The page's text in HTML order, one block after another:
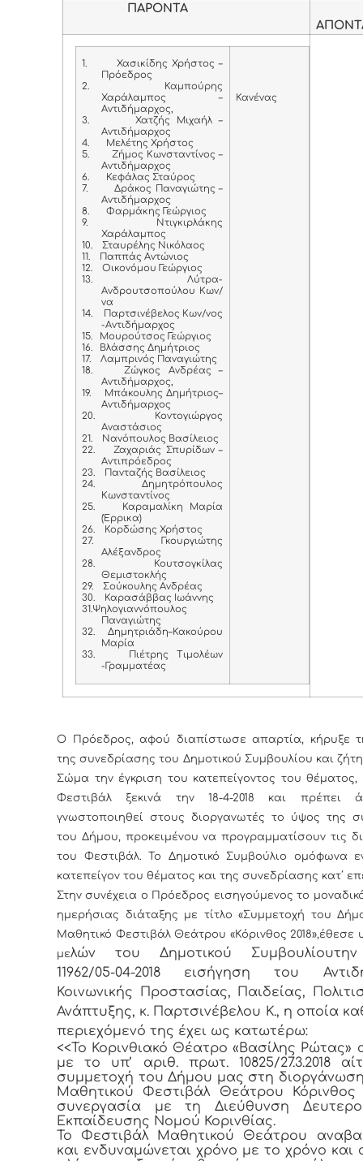
ΠΑΡΟΝΤΑ
1.
Χασικίδης Χρήστος –
Πρόεδρος
2.
Καμπούρης
Χαράλαμπος –
Αντιδήμαρχος,
3.
Χατζής Μιχαήλ –
Αντιδήμαρχος
4.
Μελέτης Χρήστος
5.
Ζήμος Κωνσταντίνος –
Αντιδήμαρχος
6.
Κεφάλας Σταύρος
7.
Δράκος Παναγιώτης –
Αντιδήμαρχος
8.
Φαρμάκης Γεώργιος
9.
Ντιγκιρλάκης
Χαράλαμπος
10.
Σταυρέλης Νικόλαος
11.
Παππάς Αντώνιος
12.
Οικονόμου Γεώργιος
13.
Λύτρα-
Ανδρουτσοπούλου Κων/
να
14.
Παρτσινέβελος Κων/νος
-Αντιδήμαρχος
15.
Μουρούτσος Γεώργιος
16.
Βλάσσης Δημήτριος
17.
Λαμπρινός Παναγιώτης
18.
Ζώγκος Ανδρέας –
Αντιδήμαρχος,
19.
Μπάκουλης Δημήτριος–
Αντιδήμαρχος
20.
Κοντογιώργος
Αναστάσιος
21.
Νανόπουλος Βασίλειος
22.
Ζαχαριάς Σπυρίδων –
Αντιπρόεδρος
23.
Πανταζής Βασίλειος
24.
Δημητρόπουλος
Κωνσταντίνος
25.
Καραμαλίκη Μαρία
(Έρρικα)
26.
Κορδώσης Χρήστος
27.
Γκουργιώτης
Αλέξανδρος
28.
Κουτσογκίλας
Θεμιστοκλής
29.
Σούκουλης Ανδρέας
30.
Καρασάββας Ιωάννης
31.Ψηλογιαννόπουλος
Παναγιώτης
32.
Δημητριάδη–Κακούρου
Μαρία
33.
Πιέτρης Τιμολέων
-Γραμματέας
Κανένας
Ο Πρόεδρος, αφού διαπίστωσε απαρτία, κήρυξε
της συνεδρίασης του Δημοτικού Συμβουλίου και
Σώμα την έγκριση του κατεπείγοντος του θέματος,
Φεστιβάλ ξεκινά την 18-4-2018 και πρέπει
γνωστοποιηθεί στους διοργανωτές το ύψος της
του Δήμου, προκειμένου να προγραμματίσουν τις
του Φεστιβάλ. Το Δημοτικό Συμβούλιο ομόφωνα
κατεπείγον του θέματος και της συνεδρίασης κατ΄
Στην συνέχεια ο Πρόεδρος εισηγούμενος το
ημερήσιας διάταξης με τίτλο «Συμμετοχή του
Μαθητικό Φεστιβάλ Θεάτρου «Κόρινθος 2018»,έθεσε
μελών του Δημοτικού
11962/05-04-2018 εισήγηση του
Κοινωνικής Προστασίας, Παιδείας,
Ανάπτυξης, κ. Παρτσινέβελου Κ., η οποία
περιεχόμενό της έχει ως κατωτέρω:
<<Το Κορινθιακό Θέατρο «Βασίλης Ρώτας»
με το υπ’ αριθ. πρωτ. 10825/27.3.2018
συμμετοχή του Δήμου μας στη διοργάνωση
Μαθητικού Φεστιβάλ Θεάτρου Κόρινθος
συνεργασία με τη Διεύθυνση
Εκπαίδευσης Νομού Κορινθίας.
Το Φεστιβάλ Μαθητικού Θεάτρου
και ενδυναμώνεται χρόνο με το χρόνο και